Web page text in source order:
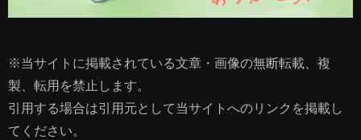
※当サイトに掲載されている文章・画像の無断転載、複
製、転用を禁止します。
引用する場合は引用元として当サイトへのリンクを掲載し
てください。